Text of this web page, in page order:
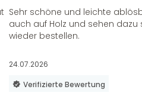
Sehr schöne und leichte
auch auf Holz und sehen
wieder bestellen.
24.07.2026
Verifizierte Bewertung